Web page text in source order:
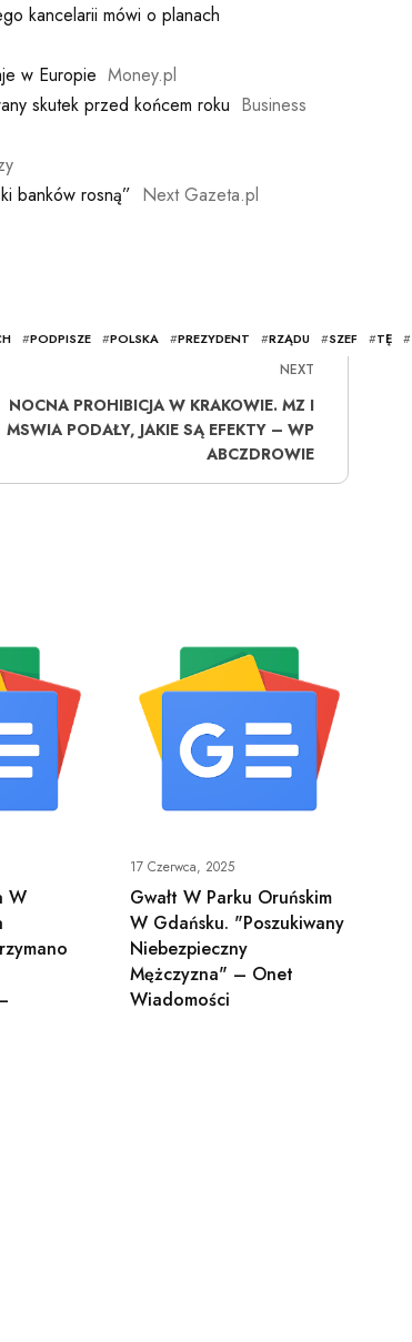
kancelarii mówi o planach
w Europie Money.pl
skutek przed końcem roku Business
banków rosną” Next Gazeta.pl
#PODPISZE #POLSKA #PREZYDENT #RZĄDU #SZEF #TĘ #
NEXT
NOCNA PROHIBICJA W KRAKOWIE. MZ I
MSWIA PODAŁY, JAKIE SĄ EFEKTY – WP
ABCZDROWIE
W
17 Czerwca, 2025
Gwałt W Parku Oruńskim
W Gdańsku. "Poszukiwany
Niebezpieczny
Mężczyzna" – Onet
Wiadomości